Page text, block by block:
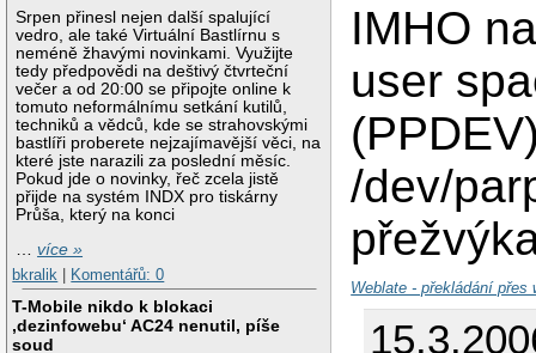
Srpen přinesl nejen další spalující
vedro, ale také Virtuální Bastlírnu s
neméně žhavými novinkami. Využijte
tedy předpovědi na deštivý čtvrteční
večer a od 20:00 se připojte online k
tomuto neformálnímu setkání kutilů,
techniků a vědců, kde se strahovskými
bastlíři proberete nejzajímavější věci, na
které jste narazili za poslední měsíc.
Pokud jde o novinky, řeč zcela jistě
přijde na systém INDX pro tiskárny
Průša, který na konci
…více »
bkralik
Komentářů: 0
T-Mobile nikdo k blokaci
‚dezinfowebu‘ AC24 nenutil, píše
soud
IMHO
user
/dev/
Weblate - překládání přes